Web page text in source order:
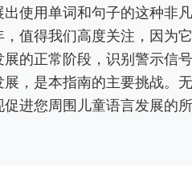
使用单词和句子的这种非
值得我们高度关注，因为
的正常阶段，识别警示信
，是本指南的主要挑战。
进您周围儿童语言发展的所